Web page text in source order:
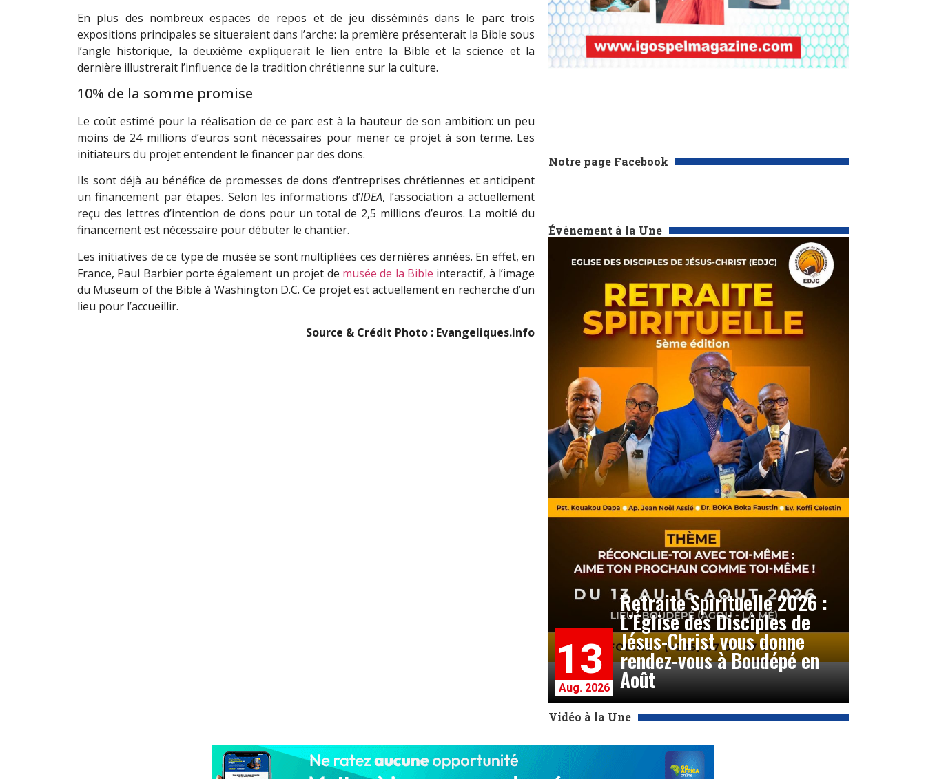
Notre page Facebook
Événement à la Une
13
Aug. 2026
Retraite Spirituelle 2026 :
L’Église des Disciples de
Jésus-Christ vous donne
rendez-vous à Boudépé en
Août
Vidéo à la Une
En plus des nombreux espaces de repos et de jeu disséminés dans le parc trois
expositions principales se situeraient dans l’arche: la première présenterait la Bible sous
l’angle historique, la deuxième expliquerait le lien entre la Bible et la science et la
dernière illustrerait l’influence de la tradition chrétienne sur la culture.
10% de la somme promise
Le coût estimé pour la réalisation de ce parc est à la hauteur de son ambition: un peu
moins de 24 millions d’euros sont nécessaires pour mener ce projet à son terme. Les
initiateurs du projet entendent le financer par des dons.
Ils sont déjà au bénéfice de promesses de dons d’entreprises chrétiennes et anticipent
un financement par étapes. Selon les informations d’IDEA, l’association a actuellement
reçu des lettres d’intention de dons pour un total de 2,5 millions d’euros. La moitié du
financement est nécessaire pour débuter le chantier.
Les initiatives de ce type de musée se sont multipliées ces dernières années. En effet, en
France, Paul Barbier porte également un projet de musée de la Bible interactif, à l’image
du Museum of the Bible à Washington D.C. Ce projet est actuellement en recherche d’un
lieu pour l’accueillir.
Source & Crédit Photo : Evangeliques.info